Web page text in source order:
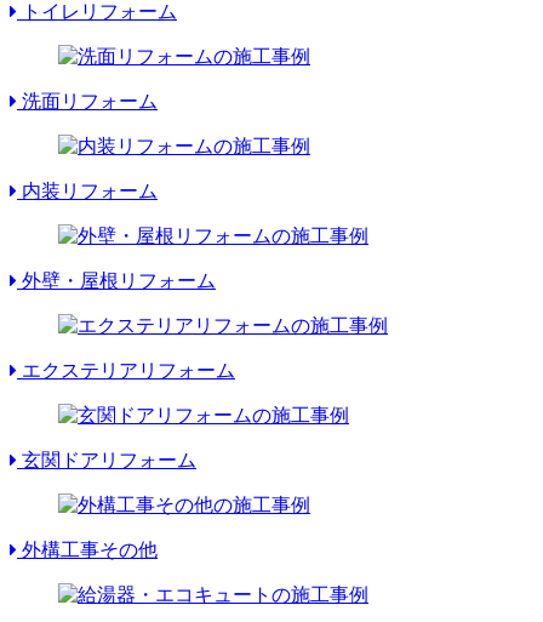
トイレリフォーム
洗面リフォーム
内装リフォーム
外壁・屋根リフォーム
エクステリアリフォーム
玄関ドアリフォーム
外構工事その他